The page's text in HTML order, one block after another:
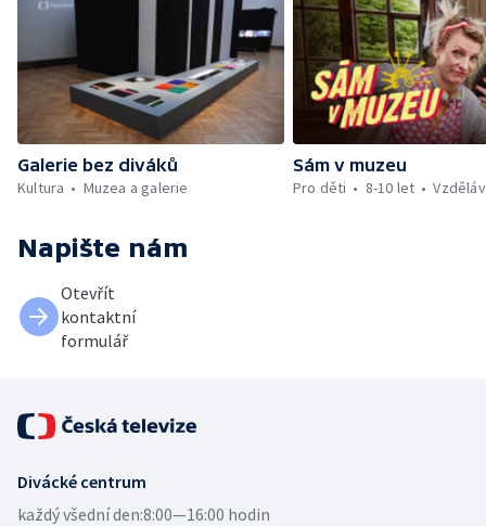
Galerie bez diváků
Kultura
Muzea a galerie
Sám v muzeu
Pro děti
8-10 let
Napište nám
Otevřít
kontaktní
formulář
Divácké centrum
každý všední den:8:00—16:00 hodin